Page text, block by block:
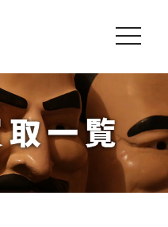
toggle